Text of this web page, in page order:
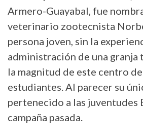
Armero-Guayabal, fue
veterinario zootecnista
persona joven, sin la
administración de una granja
la magnitud de este centro
estudiantes. Al parecer su
pertenecido a las juventudes
campaña pasada.